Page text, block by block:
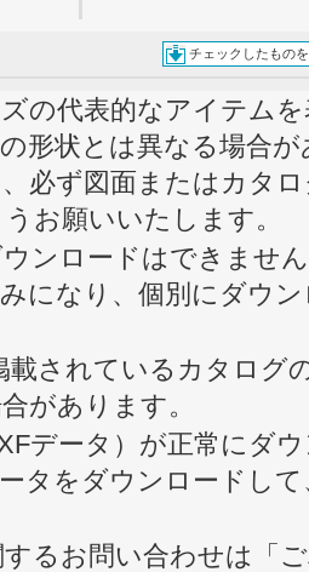
チェックしたもの
の代表的なアイテム
形状とは異なる場合
必ず図面またはカタ
お願いいたします。
ンロードはできませ
になり、個別にダウ
載されているカタログ
があります。
データ）が正常にダ
タをダウンロードし
るお問い合わせは「